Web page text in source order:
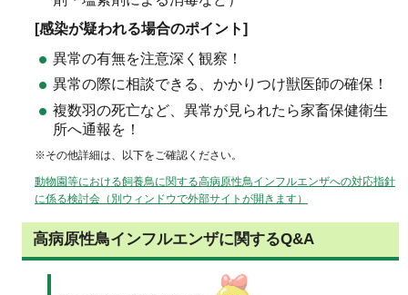
[感染が疑われる場合のポイント]
異常の有無を注意深く観察！
異常の際に相談できる、かかりつけ獣医師の確保！
複数羽の死亡など、異常が見られたら家畜保健衛生
所へ通報を！
※その他詳細は、以下をご確認ください。
動物園等における飼養鳥に関する高病原性鳥インフルエンザへの対応指針
に係る検討会（別ウィンドウで外部サイトが開きます）
高病原性鳥インフルエンザに関するQ&A